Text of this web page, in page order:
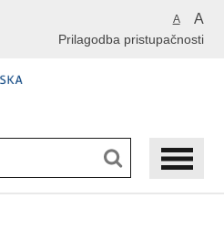
A A
Prilagodba pristupačnosti